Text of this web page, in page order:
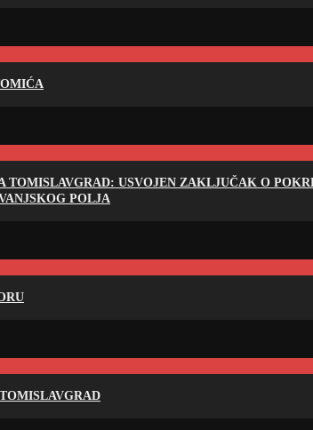
TOMISLAVGRAD: USVOJEN ZAKLJUČAK O
POLJA